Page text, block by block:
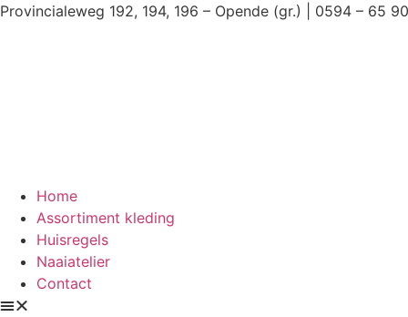
Ga
Provincialeweg 192, 194, 196 – Opende (gr.) | 0594 – 65
Home
Assortiment kleding
Huisregels
Naaiatelier
Contact